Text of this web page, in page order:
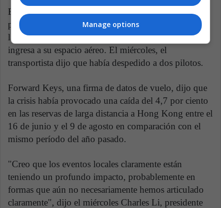
El regulador de aviación de China exigió la semana
pasada que Cathay suspenda al personal que respalda
las protestas en Hong Kong por el personal que
ingresa a su espacio aéreo. El miércoles, el
transportista dijo que había despedido a dos pilotos.
Forward Keys, una firma de datos de vuelo, dijo que
la crisis había provocado una caída del 4,7 por ciento
en las reservas de larga distancia a Hong Kong entre el
16 de junio y el 9 de agosto en comparación con el
mismo período del año pasado.
"Creo que los eventos locales claramente están
teniendo un profundo impacto, probablemente en
formas que aún no necesariamente hemos articulado
claramente", dijo el miércoles Charles Li, presidente
Manage options